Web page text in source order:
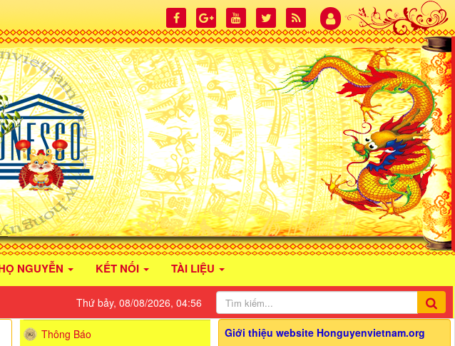
NGUYỄN KẾT NỐI TÀI LIỆU
Thứ bảy, 08/08/2026, 04:56
Giới thiệu website Honguyenvietnam.org
Thông Báo